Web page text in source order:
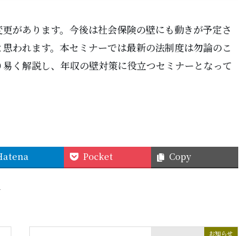
があります。今後は社会保険の壁にも動きが予定さ
われます。本セミナーでは最新の法制度は勿論のこ
く解説し、年収の壁対策に役立つセミナーとなって
Pocket Copy
お知らせ